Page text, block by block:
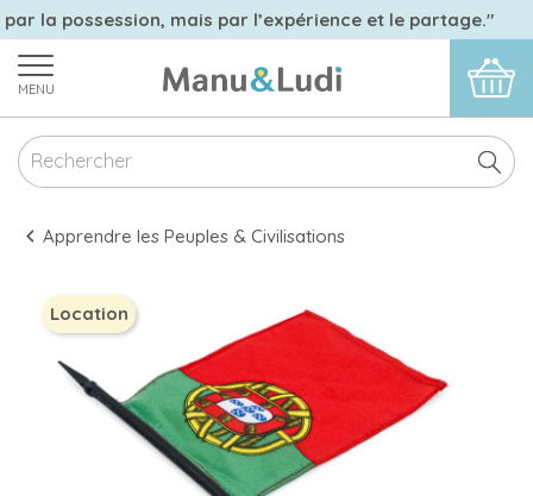
la possession, mais par l’expérience et le partage."
MENU
Apprendre les Peuples & Civilisations
Location